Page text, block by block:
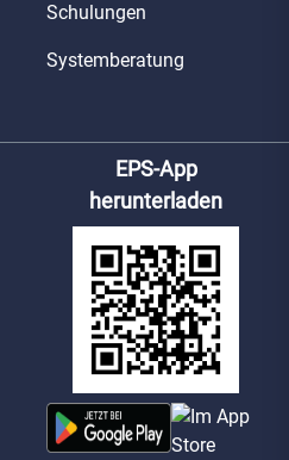
Schulungen
Systemberatung
EPS-App
herunterladen